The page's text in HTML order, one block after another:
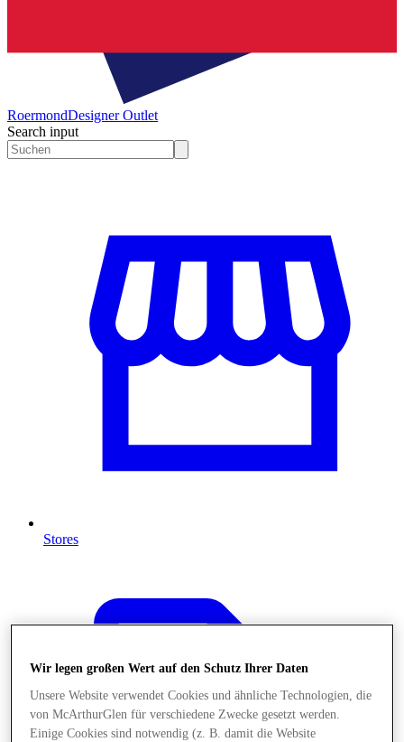
RoermondDesigner Outlet
Search input
Stores
Wir legen großen Wert auf den Schutz Ihrer Daten
Unsere Website verwendet Cookies und ähnliche Technologien, die
von McArthurGlen für verschiedene Zwecke gesetzt werden.
Einige Cookies sind notwendig (z. B. damit die Website